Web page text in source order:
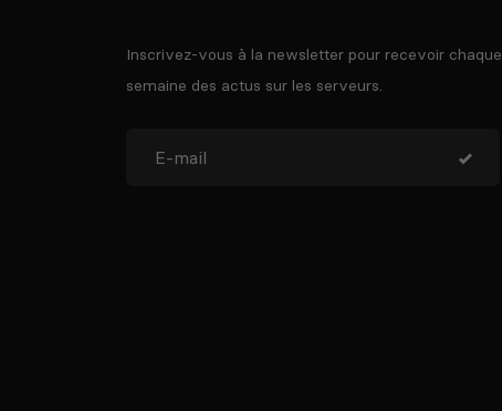
Inscrivez-vous à la newsletter pour recevoir chaque
semaine des actus sur les serveurs.